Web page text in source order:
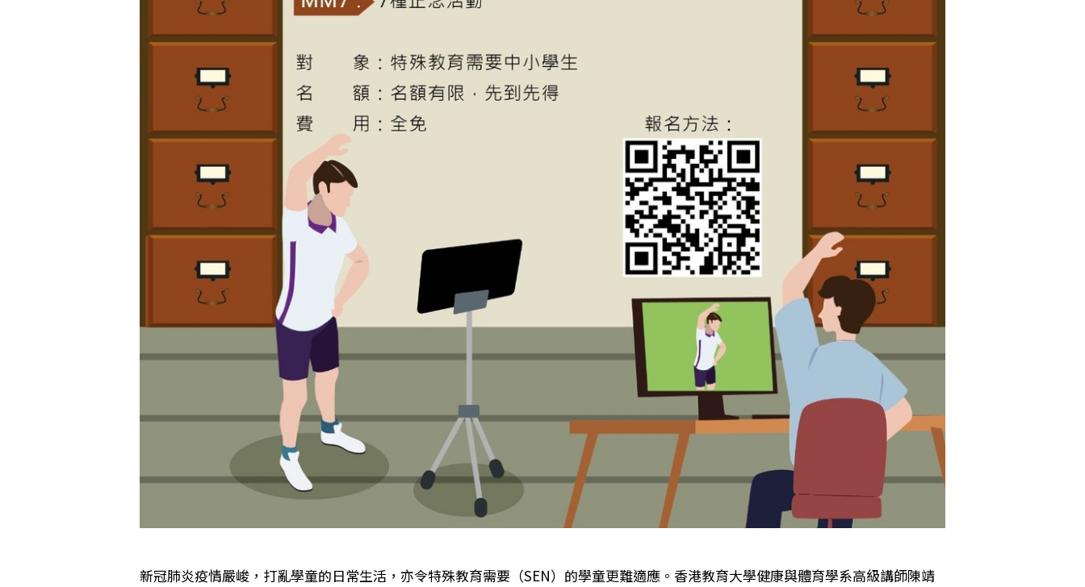
新冠肺炎疫情嚴峻，打亂學童的日常生活，亦令特殊教育需要（SEN）的學童更難適應。香港教育大學健康與體育學系高級講師陳靖